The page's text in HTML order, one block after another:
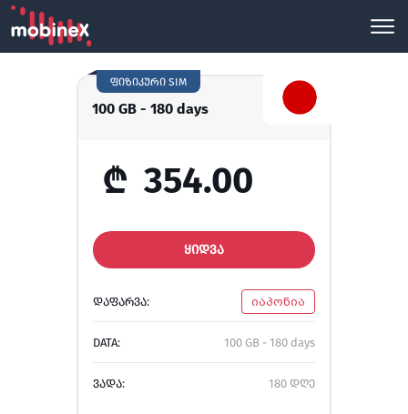
100 GB - 180 days
ფიზიკური SIM
₾ 354.00
ᲧᲘᲓᲕᲐ
ᲓᲐᲤᲐᲠᲕᲐ: იაპონია
DATA: 100 GB - 180 days
ᲕᲐᲓᲐ: 180 დღე